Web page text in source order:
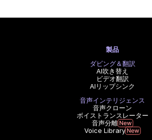
製品
ダビング＆翻訳
AI吹き替え
ビデオ翻訳
AIリップシンク
音声インテリジェンス
音声クローン
ボイストランスレーター
音声分離
Voice Library